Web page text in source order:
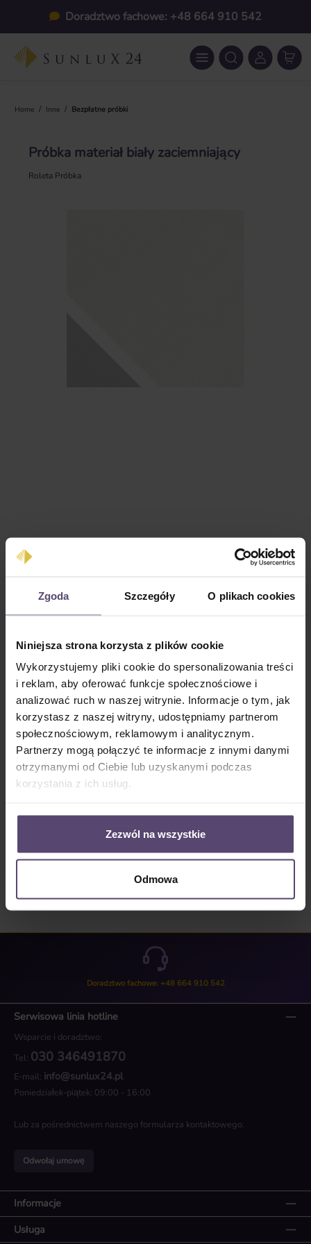
Zgoda Szczegóły O plikach cookies
Niniejsza strona korzysta z plików cookie
Wykorzystujemy pliki cookie do spersonalizowania treści
i reklam, aby oferować funkcje społecznościowe i
analizować ruch w naszej witrynie. Informacje o tym, jak
korzystasz z naszej witryny, udostępniamy partnerom
społecznościowym, reklamowym i analitycznym.
Partnerzy mogą połączyć te informacje z innymi danymi
otrzymanymi od Ciebie lub uzyskanymi podczas
korzystania z ich usług.
Zezwól na wszystkie
Odmowa
Przejdź do głównej zawartościDoradztwo fachowe: +48 664 910 542
Home / Inne / Bezpłatne próbki
Próbka materiał biały zaciemniający
Roleta Próbka
Ceny z VAT plus koszty wysyłki
Do koszyka
Numer produktu:MU_R_2792_PG2
Opis
Informacje o tkaninie 2792:52% refleksji (światło jest odbijane
od tkaniny)48% absorpcji (światło jest pochłaniane przez tka…
Opinie/Recenzje
Doradztwo fachowe: +48 664 910 542
Serwisowa linia hotline
Wsparcie i doradztwo:
Tel: 030 346491870
E-mail: info@sunlux24.pl
Poniedziałek-piątek: 09:00 - 16:00
Lub za pośrednictwem naszego formularza kontaktowego.
Odwołaj umowę
Informacje
Usługa